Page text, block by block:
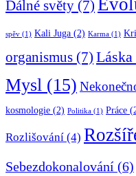
Dálné světy (7)
spěv (1) Kali Juga (2) Karma (1)
organismus (7) Láska
Mysl (15)
kosmologie (2) Politika (1) Práce
Rozlišování (4)
Sebezdokonalování (6)